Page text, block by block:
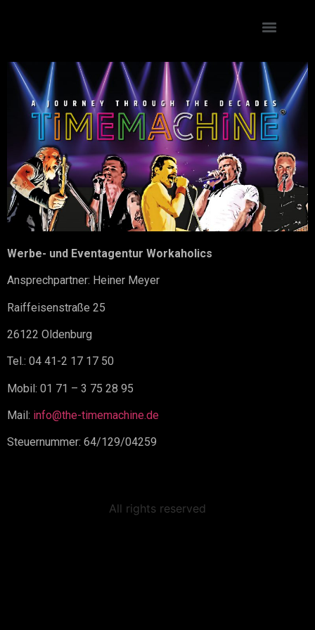
Werbe- und Eventagentur Workaholics
Ansprechpartner: Heiner Meyer
Raiffeisenstraße 25
26122 Oldenburg
Tel.: 04 41-2 17 17 50
Mobil: 01 71 – 3 75 28 95
Mail: info@the-timemachine.de
Steuernummer: 64/129/04259
All rights reserved